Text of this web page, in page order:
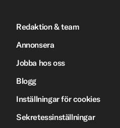
Redaktion & team
Annonsera
Jobba hos oss
Blogg
Inställningar för cookies
Sekretessinställningar